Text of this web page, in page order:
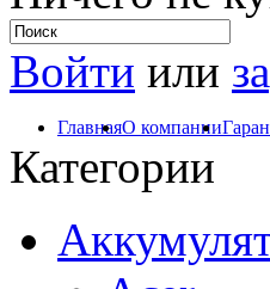
Войти или
ГлавнаяО компании
Категории